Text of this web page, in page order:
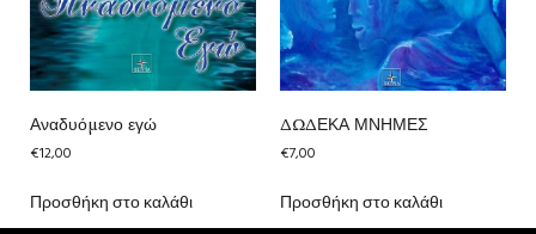
Αναδυόμενο εγώ
€12,00
Προσθήκη στο καλάθι
ΔΩΔΕΚΑ ΜΝΗΜΕΣ
€7,00
Προσθήκη στο καλάθι